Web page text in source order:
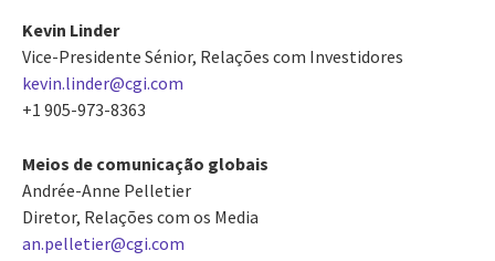
Kevin Linder
Vice-Presidente Sénior, Relações com Investidores
kevin.linder@cgi.com
+1 905-973-8363
Meios de comunicação globais
Andrée-Anne Pelletier
Diretor, Relações com os Media
an.pelletier@cgi.com